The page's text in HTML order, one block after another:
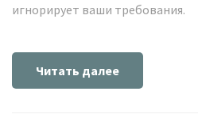
игнорирует ваши требования.
Читать далее